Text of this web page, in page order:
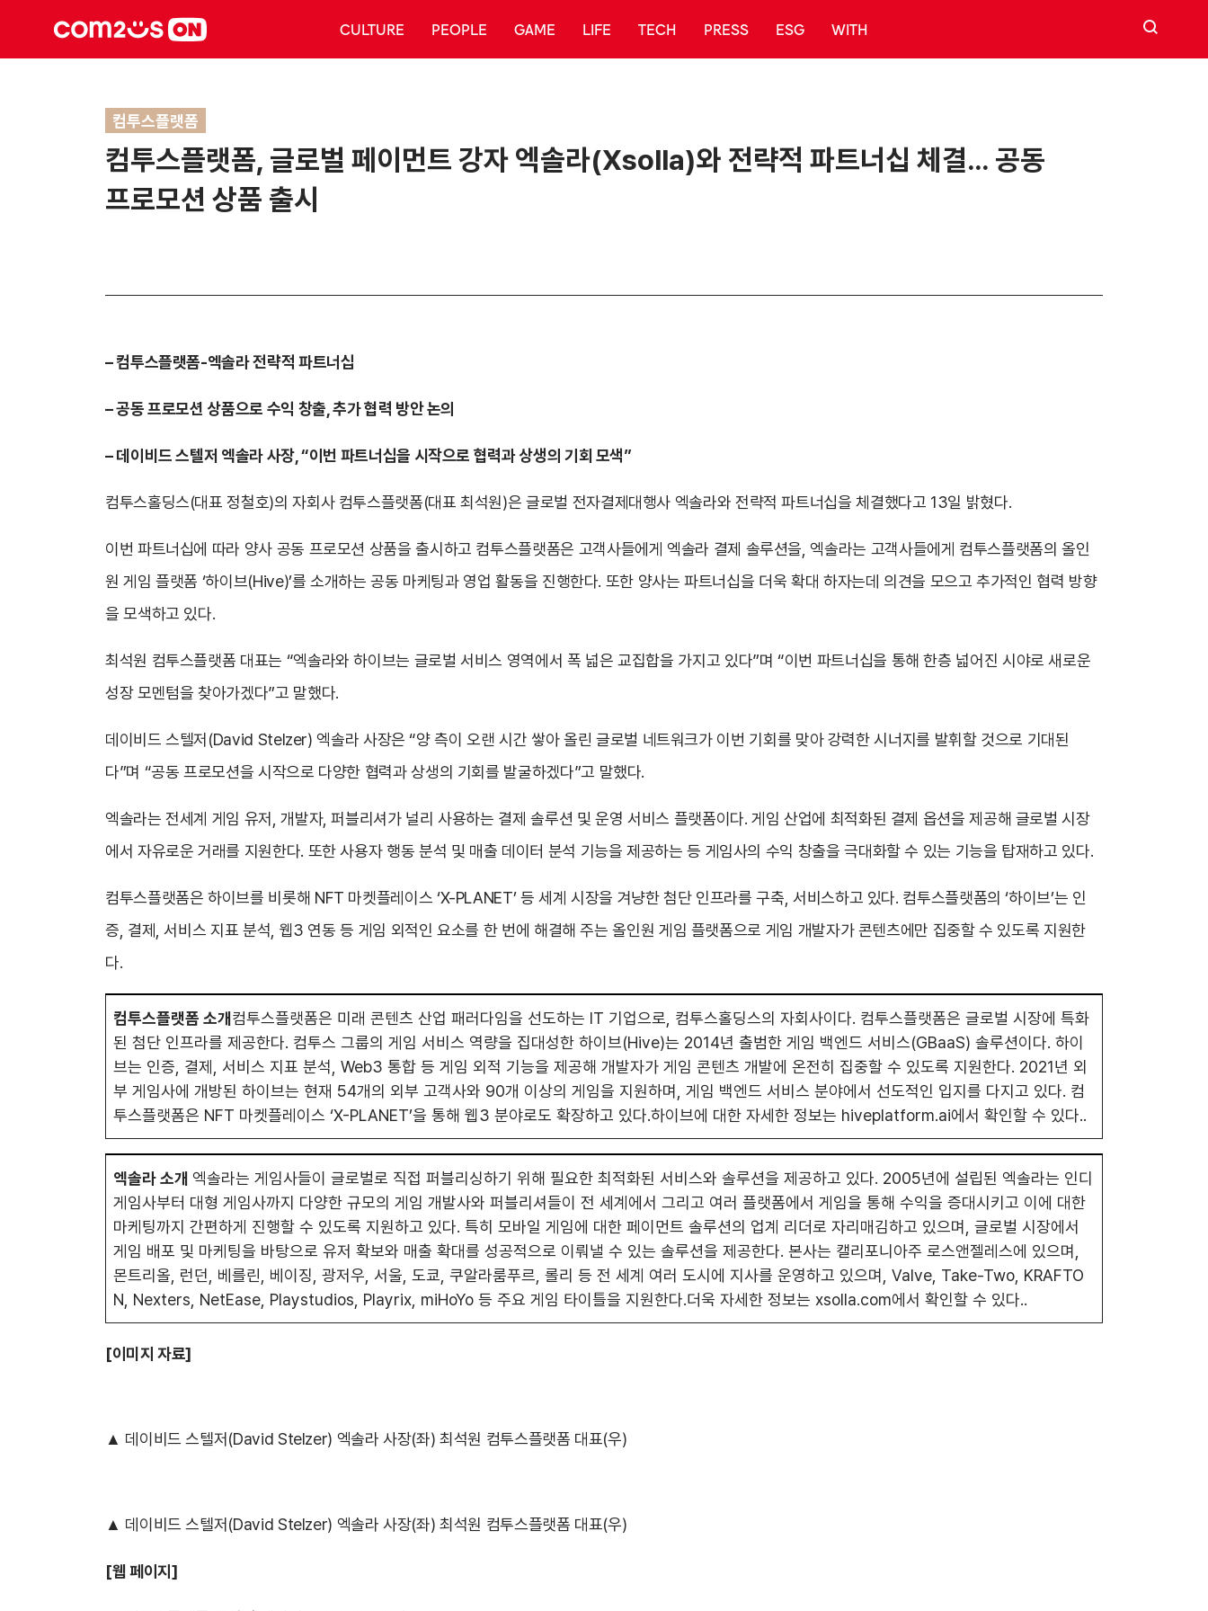
CULTURE PEOPLE GAME LIFE TECH PRESS ESG WITH 검색
컴투스플랫폼
컴투스플랫폼, 글로벌 페이먼트 강자 엑솔라(Xsolla)와 전략적 파트너십 체결… 공동
프로모션 상품 출시
– 컴투스플랫폼-엑솔라 전략적 파트너십
– 공동 프로모션 상품으로 수익 창출, 추가 협력 방안 논의
– 데이비드 스텔저 엑솔라 사장, “이번 파트너십을 시작으로 협력과 상생의 기회 모색”
컴투스홀딩스(대표 정철호)의 자회사 컴투스플랫폼(대표 최석원)은 글로벌 전자결제대행사 엑솔라와 전략적 파트너십을 체결했다고 13일 밝혔다.
이번 파트너십에 따라 양사 공동 프로모션 상품을 출시하고 컴투스플랫폼은 고객사들에게 엑솔라 결제 솔루션을, 엑솔라는 고객사들에게 컴투스플랫폼의 올인
원 게임 플랫폼 ‘하이브(Hive)’를 소개하는 공동 마케팅과 영업 활동을 진행한다. 또한 양사는 파트너십을 더욱 확대 하자는데 의견을 모으고 추가적인 협력 방향
을 모색하고 있다.
최석원 컴투스플랫폼 대표는 “엑솔라와 하이브는 글로벌 서비스 영역에서 폭 넓은 교집합을 가지고 있다”며 “이번 파트너십을 통해 한층 넓어진 시야로 새로운
성장 모멘텀을 찾아가겠다”고 말했다.
데이비드 스텔저(David Stelzer) 엑솔라 사장은 “양 측이 오랜 시간 쌓아 올린 글로벌 네트워크가 이번 기회를 맞아 강력한 시너지를 발휘할 것으로 기대된
다”며 “공동 프로모션을 시작으로 다양한 협력과 상생의 기회를 발굴하겠다”고 말했다.
엑솔라는 전세계 게임 유저, 개발자, 퍼블리셔가 널리 사용하는 결제 솔루션 및 운영 서비스 플랫폼이다. 게임 산업에 최적화된 결제 옵션을 제공해 글로벌 시장
에서 자유로운 거래를 지원한다. 또한 사용자 행동 분석 및 매출 데이터 분석 기능을 제공하는 등 게임사의 수익 창출을 극대화할 수 있는 기능을 탑재하고 있다.
컴투스플랫폼은 하이브를 비롯해 NFT 마켓플레이스 ‘X-PLANET’ 등 세계 시장을 겨냥한 첨단 인프라를 구축, 서비스하고 있다. 컴투스플랫폼의 ‘하이브’는 인
증, 결제, 서비스 지표 분석, 웹3 연동 등 게임 외적인 요소를 한 번에 해결해 주는 올인원 게임 플랫폼으로 게임 개발자가 콘텐츠에만 집중할 수 있도록 지원한
다.
컴투스플랫폼 소개 컴투스플랫폼은 미래 콘텐츠 산업 패러다임을 선도하는 IT 기업으로, 컴투스홀딩스의 자회사이다. 컴투스플랫폼은 글로벌 시장에 특화
된 첨단 인프라를 제공한다. 컴투스 그룹의 게임 서비스 역량을 집대성한 하이브(Hive)는 2014년 출범한 게임 백엔드 서비스(GBaaS) 솔루션이다. 하이
브는 인증, 결제, 서비스 지표 분석, Web3 통합 등 게임 외적 기능을 제공해 개발자가 게임 콘텐츠 개발에 온전히 집중할 수 있도록 지원한다. 2021년 외
부 게임사에 개방된 하이브는 현재 54개의 외부 고객사와 90개 이상의 게임을 지원하며, 게임 백엔드 서비스 분야에서 선도적인 입지를 다지고 있다. 컴
투스플랫폼은 NFT 마켓플레이스 ‘X-PLANET’을 통해 웹3 분야로도 확장하고 있다.하이브에 대한 자세한 정보는 hiveplatform.ai에서 확인할 수 있다..
엑솔라 소개 엑솔라는 게임사들이 글로벌로 직접 퍼블리싱하기 위해 필요한 최적화된 서비스와 솔루션을 제공하고 있다. 2005년에 설립된 엑솔라는 인디
게임사부터 대형 게임사까지 다양한 규모의 게임 개발사와 퍼블리셔들이 전 세계에서 그리고 여러 플랫폼에서 게임을 통해 수익을 증대시키고 이에 대한
마케팅까지 간편하게 진행할 수 있도록 지원하고 있다. 특히 모바일 게임에 대한 페이먼트 솔루션의 업계 리더로 자리매김하고 있으며, 글로벌 시장에서
게임 배포 및 마케팅을 바탕으로 유저 확보와 매출 확대를 성공적으로 이뤄낼 수 있는 솔루션을 제공한다. 본사는 캘리포니아주 로스앤젤레스에 있으며,
몬트리올, 런던, 베를린, 베이징, 광저우, 서울, 도쿄, 쿠알라룸푸르, 롤리 등 전 세계 여러 도시에 지사를 운영하고 있으며, Valve, Take-Two, KRAFTO
N, Nexters, NetEase, Playstudios, Playrix, miHoYo 등 주요 게임 타이틀을 지원한다.더욱 자세한 정보는 xsolla.com에서 확인할 수 있다..
[이미지 자료]
▲ 데이비드 스텔저(David Stelzer) 엑솔라 사장(좌) 최석원 컴투스플랫폼 대표(우)
▲ 데이비드 스텔저(David Stelzer) 엑솔라 사장(좌) 최석원 컴투스플랫폼 대표(우)
[웹 페이지]